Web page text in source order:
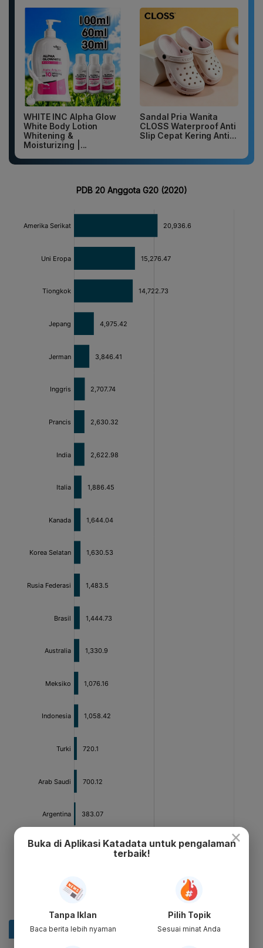
WHITE INC Alpha Glow
White Body Lotion
Whitening &
Moisturizing |...
Sandal Pria Wanita
CLOSS Waterproof Anti
Slip Cepat Kering Anti...
×
Buka di Aplikasi Katadata untuk pengalaman
terbaik!
Tanpa Iklan
Baca berita lebih nyaman
Pilih Topik
Sesuai minat Anda